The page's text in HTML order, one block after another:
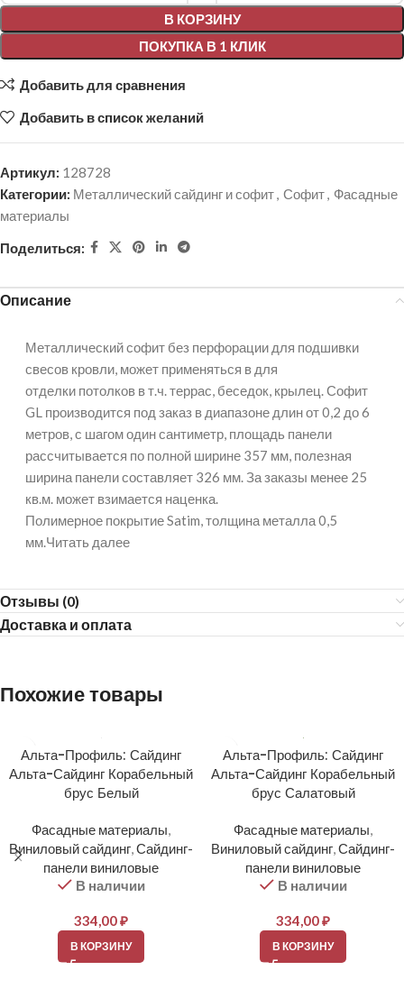
В КОРЗИНУ
ПОКУПКА В 1 КЛИК
Добавить для сравнения
Добавить в список желаний
Артикул: 128728
Категории: Металлический сайдинг и софит, Софит, Фасадные
материалы
Поделиться:
Описание
Металлический софит без перфорации для подшивки
свесов кровли, может применяться в для
отделки потолков в т.ч. террас, беседок, крылец. Софит
GL производится под заказ в диапазоне длин от 0,2 до 6
метров, с шагом один сантиметр, площадь панели
рассчитывается по полной ширине 357 мм, полезная
ширина панели составляет 326 мм. За заказы менее 25
кв.м. может взимается наценка.
Полимерное покрытие Satim, толщина металла 0,5
мм.Читать далее
Отзывы (0)
Доставка и оплата
Похожие товары
Альта-Профиль: Сайдинг
Альта-Сайдинг Корабельный
брус Белый
Фасадные материалы,
Виниловый сайдинг,Сайдинг-
панели виниловые
В наличии
334,00₽
В КОРЗИНУ
Альта-Профиль: Сайдинг
Альта-Сайдинг Корабельный
брус Салатовый
Фасадные материалы,
Виниловый сайдинг,Сайдинг-
панели виниловые
В наличии
334,00₽
В КОРЗИНУ